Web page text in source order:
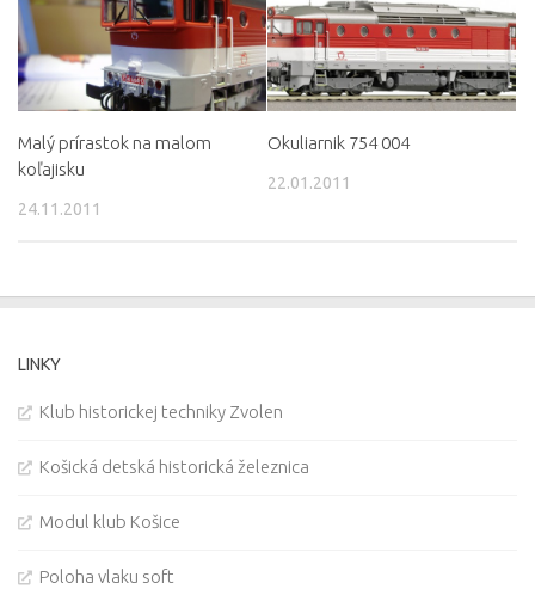
Malý prírastok na malom
koľajisku
24.11.2011
Okuliarnik 754 004
22.01.2011
LINKY
Klub historickej techniky Zvolen
Košická detská historická železnica
Modul klub Košice
Poloha vlaku soft